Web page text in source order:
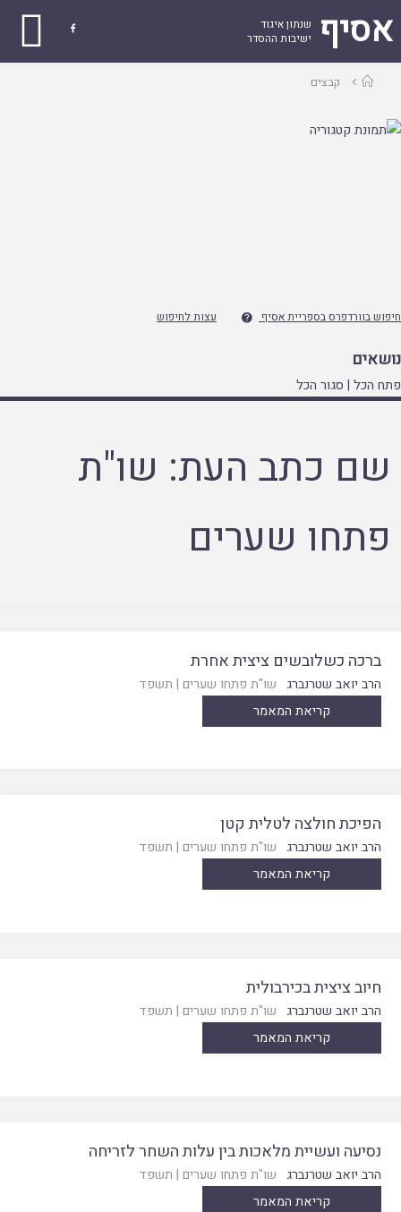
אסיף
שנתון איגוד
ישיבות ההסדר

עמודקבצים
חיפוש בוורדפרס בספריית אסיף  עצות לחיפוש
נושאים
פתח הכל | סגור הכל
שם כתב העת: שו"ת
פתחו שערים
ברכה כשלובשים ציצית אחרת
הרב יואב שטרנברג שו"ת פתחו שערים | תשפד
קריאת המאמר
הפיכת חולצה לטלית קטן
הרב יואב שטרנברג שו"ת פתחו שערים | תשפד
קריאת המאמר
חיוב ציצית בכירבולית
הרב יואב שטרנברג שו"ת פתחו שערים | תשפד
קריאת המאמר
נסיעה ועשיית מלאכות בין עלות השחר לזריחה
הרב יואב שטרנברג שו"ת פתחו שערים | תשפד
קריאת המאמר